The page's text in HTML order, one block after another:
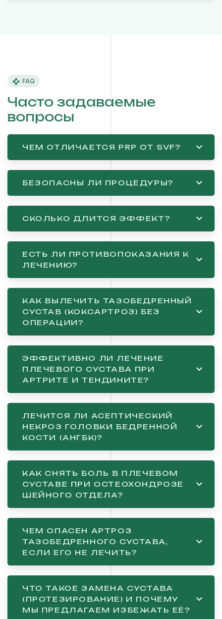
FAQ
Часто задаваемые
вопросы
ЧЕМ ОТЛИЧАЕТСЯ PRP ОТ SVF?
БЕЗОПАСНЫ ЛИ ПРОЦЕДУРЫ?
СКОЛЬКО ДЛИТСЯ ЭФФЕКТ?
ЕСТЬ ЛИ ПРОТИВОПОКАЗАНИЯ К
ЛЕЧЕНИЮ?
КАК ВЫЛЕЧИТЬ ТАЗОБЕДРЕННЫЙ
СУСТАВ (КОКСАРТРОЗ) БЕЗ
ОПЕРАЦИИ?
ЭФФЕКТИВНО ЛИ ЛЕЧЕНИЕ
ПЛЕЧЕВОГО СУСТАВА ПРИ
АРТРИТЕ И ТЕНДИНИТЕ?
ЛЕЧИТСЯ ЛИ АСЕПТИЧЕСКИЙ
НЕКРОЗ ГОЛОВКИ БЕДРЕННОЙ
КОСТИ (АНГБК)?
КАК СНЯТЬ БОЛЬ В ПЛЕЧЕВОМ
СУСТАВЕ ПРИ ОСТЕОХОНДРОЗЕ
ШЕЙНОГО ОТДЕЛА?
ЧЕМ ОПАСЕН АРТРОЗ
ТАЗОБЕДРЕННОГО СУСТАВА,
ЕСЛИ ЕГО НЕ ЛЕЧИТЬ?
ЧТО ТАКОЕ ЗАМЕНА СУСТАВА
(ПРОТЕЗИРОВАНИЕ) И ПОЧЕМУ
МЫ ПРЕДЛАГАЕМ ИЗБЕЖАТЬ ЕЁ?